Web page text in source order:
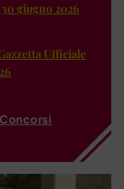
giugno 2026
Ufficiale